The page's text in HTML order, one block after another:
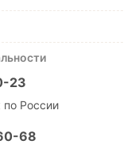
23
по России
68